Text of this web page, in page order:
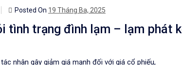
Posted On 19 Tháng Ba, 2025
tình trạng đình lạm – lạm phát
nhân gây giảm giá mạnh đối với giá cổ phiếu,